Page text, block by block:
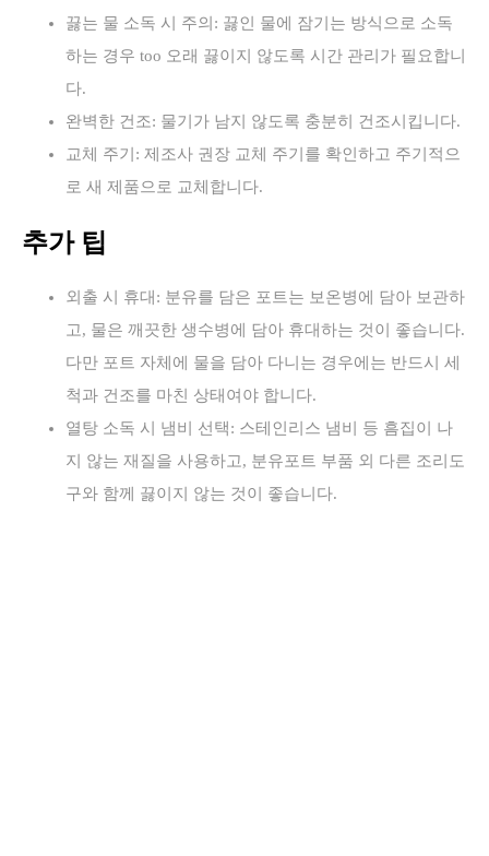
끓는 물 소독 시 주의: 끓인 물에 잠기는 방식으로 소독
하는 경우 too 오래 끓이지 않도록 시간 관리가 필요합니
다.
완벽한 건조: 물기가 남지 않도록 충분히 건조시킵니다.
교체 주기: 제조사 권장 교체 주기를 확인하고 주기적으
로 새 제품으로 교체합니다.
추가 팁
외출 시 휴대: 분유를 담은 포트는 보온병에 담아 보관하
고, 물은 깨끗한 생수병에 담아 휴대하는 것이 좋습니다.
다만 포트 자체에 물을 담아 다니는 경우에는 반드시 세
척과 건조를 마친 상태여야 합니다.
열탕 소독 시 냄비 선택: 스테인리스 냄비 등 흠집이 나
지 않는 재질을 사용하고, 분유포트 부품 외 다른 조리도
구와 함께 끓이지 않는 것이 좋습니다.